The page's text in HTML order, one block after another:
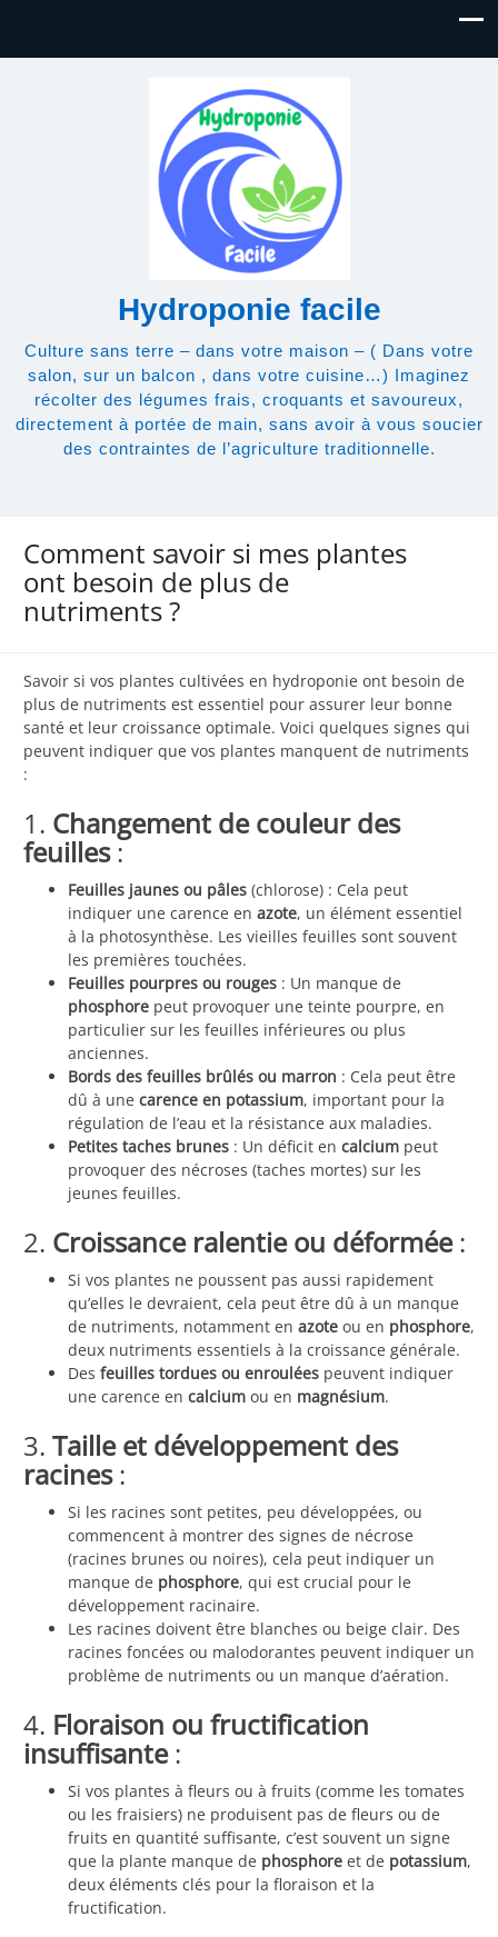
Hydroponie facile
Culture sans terre – dans votre maison – ( Dans votre
salon, sur un balcon , dans votre cuisine…) Imaginez
récolter des légumes frais, croquants et savoureux,
directement à portée de main, sans avoir à vous soucier
des contraintes de l’agriculture traditionnelle.
Comment savoir si mes plantes
ont besoin de plus de
nutriments ?
Savoir si vos plantes cultivées en hydroponie ont besoin de
plus de nutriments est essentiel pour assurer leur bonne
santé et leur croissance optimale. Voici quelques signes qui
peuvent indiquer que vos plantes manquent de nutriments
:
1. Changement de couleur des
feuilles:
Feuilles jaunes ou pâles (chlorose) : Cela peut
indiquer une carence en azote, un élément essentiel
à la photosynthèse. Les vieilles feuilles sont souvent
les premières touchées.
Feuilles pourpres ou rouges : Un manque de
phosphore peut provoquer une teinte pourpre, en
particulier sur les feuilles inférieures ou plus
anciennes.
Bords des feuilles brûlés ou marron : Cela peut être
dû à une carence en potassium, important pour la
régulation de l’eau et la résistance aux maladies.
Petites taches brunes : Un déficit en calcium peut
provoquer des nécroses (taches mortes) sur les
jeunes feuilles.
2. Croissance ralentie ou déformée:
Si vos plantes ne poussent pas aussi rapidement
qu’elles le devraient, cela peut être dû à un manque
de nutriments, notamment en azote ou en phosphore,
deux nutriments essentiels à la croissance générale.
Des feuilles tordues ou enroulées peuvent indiquer
une carence en calcium ou en magnésium.
3. Taille et développement des
racines:
Si les racines sont petites, peu développées, ou
commencent à montrer des signes de nécrose
(racines brunes ou noires), cela peut indiquer un
manque de phosphore, qui est crucial pour le
développement racinaire.
Les racines doivent être blanches ou beige clair. Des
racines foncées ou malodorantes peuvent indiquer un
problème de nutriments ou un manque d’aération.
4. Floraison ou fructification
insuffisante:
Si vos plantes à fleurs ou à fruits (comme les tomates
ou les fraisiers) ne produisent pas de fleurs ou de
fruits en quantité suffisante, c’est souvent un signe
que la plante manque de phosphore et de potassium,
deux éléments clés pour la floraison et la
fructification.